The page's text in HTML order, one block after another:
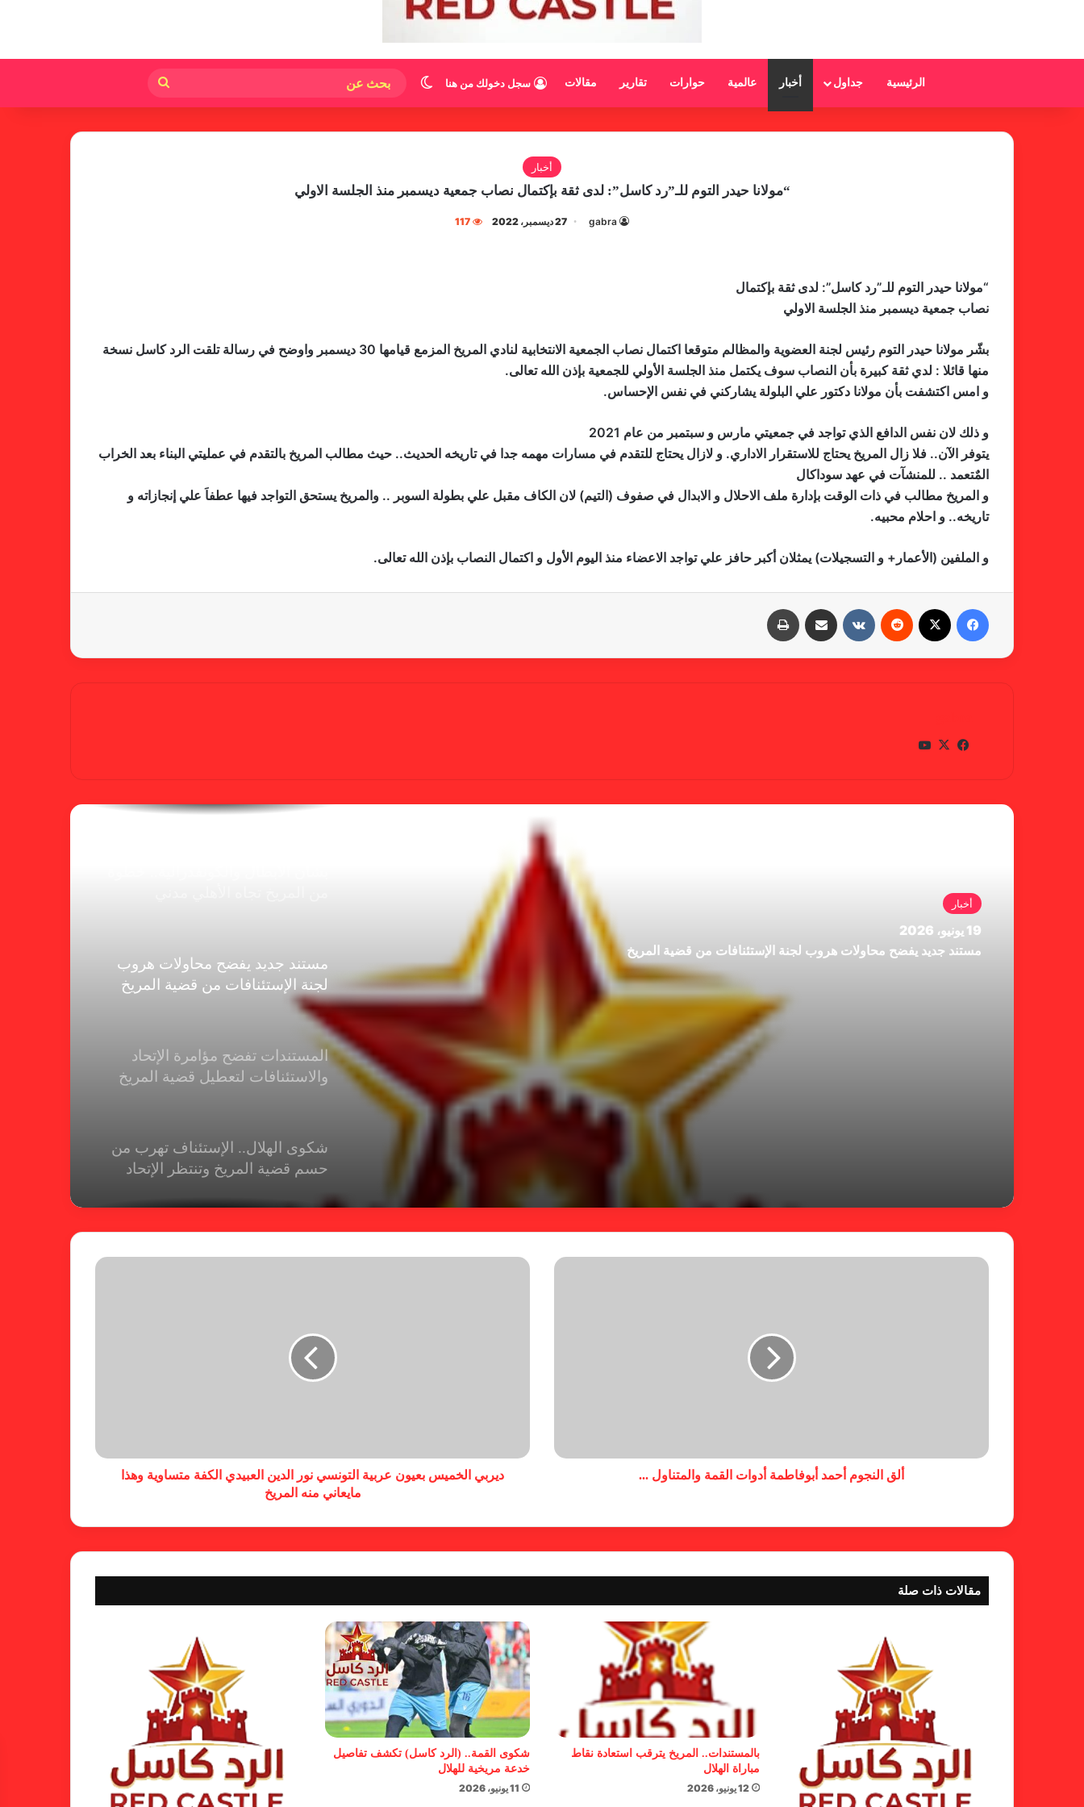
الرئيسية جداول أخبار عالمية حوارات تقارير مقالات سجل دخولك من هنا الوضع المظلم
عن
أخبار
“مولانا حيدر التوم للـ”رد كاسل”: لدى ثقة بإكتمال نصاب جمعية ديسمبر منذ الجلسة الاولي
gabra 27 ديسمبر، 2022 117
“مولانا حيدر التوم للـ”رد كاسل”: لدى ثقة بإكتمال
نصاب جمعية ديسمبر منذ الجلسة الاولي
بشّر مولانا حيدر التوم رئيس لجنة العضوية والمظالم متوقعا اكتمال نصاب الجمعية الانتخابية لنادي المريخ المزمع قيامها 30 ديسمبر واوضح في رسالة تلقت الرد كاسل نسخة
منها قائلا : لدي ثقة كبيرة بأن النصاب سوف يكتمل منذ الجلسة الأولي للجمعية بإذن الله تعالى.
و امس اكتشفت بأن مولانا دكتور علي البلولة يشاركني في نفس الإحساس.
و ذلك لان نفس الدافع الذي تواجد في جمعيتي مارس و سبتمبر من عام 2021
يتوفر الآن.. فلا زال المريخ يحتاج للاستقرار الاداري. و لازال يحتاج للتقدم في مسارات مهمه جدا في تاريخه الحديث.. حيث مطالب المريخ بالتقدم في عمليتي البناء بعد الخراب
المٌتعمد .. للمنشآت في عهد سوداكال
و المريخ مطالب في ذات الوقت بإدارة ملف الاحلال و الابدال في صفوف (التيم) لان الكاف مقبل علي بطولة السوبر .. والمريخ يستحق التواجد فيها عطفاَ علي إنجازاته و
تاريخه.. و احلام محبيه.
و الملفين (الأعمار+ و التسجيلات) يمثلان أكبر حافز علي تواجد الاعضاء منذ اليوم الأول و اكتمال النصاب بإذن الله تعالى.
في
وك
X
أخبار
19 يونيو، 2026
مستند جديد يفضح محاولات هروب لجنة الإستئنافات من قضية المريخ
كاميرا خفية.. الهلال يخدع أنصاره
شكوى الهلال.. خطوة مريخية وغضب
بسبب “الصفر الدولي” .. ريجيكامب
الفنلندي يفضح لجان الإتحاد.. يدعم
شكوى المريخ ويهدد الهلال
مستند جديد يفضح محاولات هروب
لجنة الإستئنافات من قضية المريخ
المستندات تفضح مؤامرة الإتحاد
والاستئنافات لتعطيل قضية المريخ
شكوى الهلال.. الإستئناف تهرب من
حسم قضية المريخ وتنتظر الإتحاد
الهبوط والصعود
خطوة مريخية جديدة بشأن الشكوى
ضد الهلال
بسبب “الصفر الدولي” .. ريجيكامب
يهرب من الهلال
الفنلندي يفضح لجان الإتحاد.. يدعم
شكوى المريخ ويهدد الهلال
بشأن الأبطال والكونفدرالية.. خطوة
ألق النجوم أحمد أبوفاطمة أدوات القمة والمتناول ...
ديربي الخميس بعيون عربية التونسي نور الدين العبيدي الكفة متساوية وهذا
مايعاني منه المريخ
مقالات ذات صلة
بالمستندات.. المريخ يترقب استعادة نقاط
مباراة الهلال
12 يونيو، 2026
شكوى القمة.. (الرد كاسل) تكشف تفاصيل
خدعة مريخية للهلال
11 يونيو، 2026